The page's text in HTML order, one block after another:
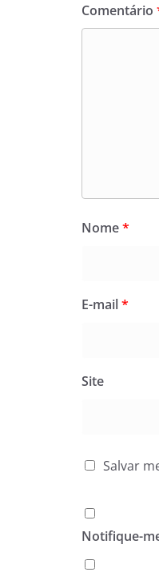
Comentário
Nome*
E-mail*
Site
Salvar
Notifique-